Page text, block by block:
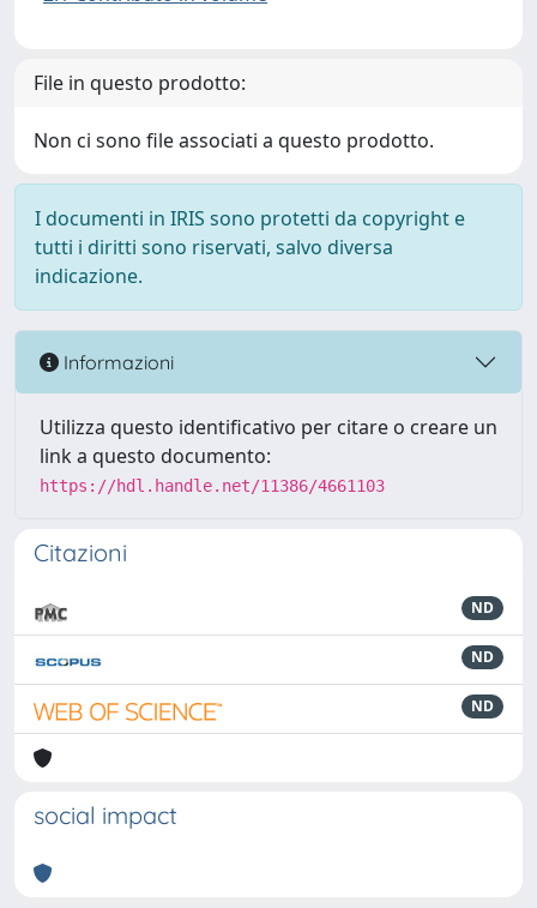
File in questo prodotto:
Non ci sono file associati a questo prodotto.
I documenti in IRIS sono protetti da copyright e
tutti i diritti sono riservati, salvo diversa
indicazione.
Informazioni
Utilizza questo identificativo per citare o creare un
link a questo documento:
https://hdl.handle.net/11386/4661103
Citazioni
ND
ND
ND
social impact